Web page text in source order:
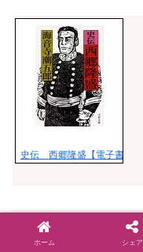
史伝 西郷隆盛【電子書籍】[
ホーム シェア